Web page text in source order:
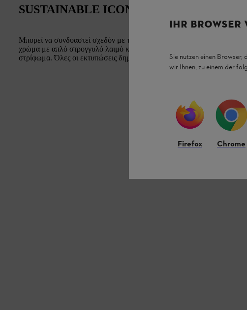
SUSTAINABLE ICON Γυναικείο T-shirt
Μπορεί να συνδυαστεί σχεδόν με τα πάντα: ένα γυναικείο μπλουζάκι
χρώμα με απλό στρογγυλό λαιμό και μικρό τυπωμένο εικονίδιο
στρίφωμα. Όλες οι εκτυπώσεις δημιουργούνται με βιολογικές βαφές.
IHR
Sie nutzen einen
wir Ihnen, zu einem der
Firefox Chrome